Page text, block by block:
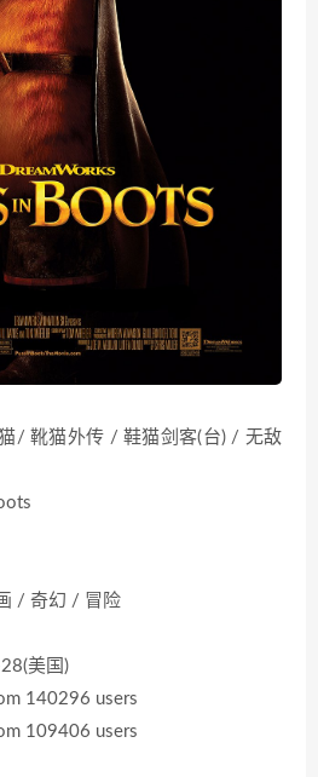
猫外传 / 鞋猫剑客(台) / 无敌
奇幻 / 冒险
美国)
140296 users
109406 users